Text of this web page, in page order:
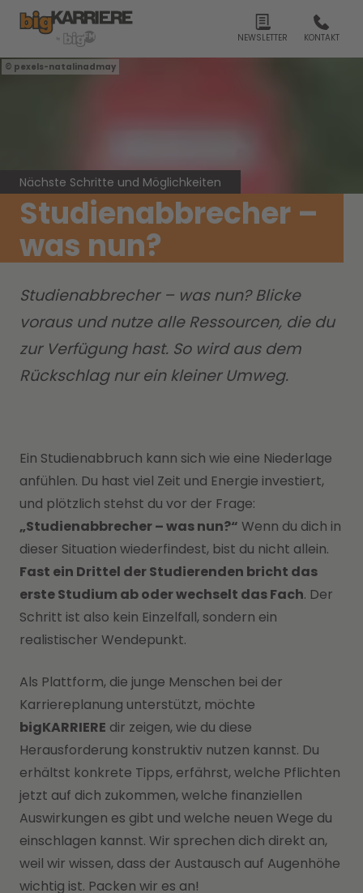
NEWSLETTER KONTAKT
pexels-natalinadmay
Nächste Schritte und Möglichkeiten
Studienabbrecher –
was nun?
Studienabbrecher – was nun? Blicke
voraus und nutze alle Ressourcen, die du
zur Verfügung hast. So wird aus dem
Rückschlag nur ein kleiner Umweg.
Ein Studienabbruch kann sich wie eine Niederlage
anfühlen. Du hast viel Zeit und Energie investiert,
und plötzlich stehst du vor der Frage:
„Studienabbrecher – was nun?“ Wenn du dich in
dieser Situation wiederfindest, bist du nicht allein.
Fast ein Drittel der Studierenden bricht das
erste Studium ab oder wechselt das Fach. Der
Schritt ist also kein Einzelfall, sondern ein
realistischer Wendepunkt.
Als Plattform, die junge Menschen bei der
Karriereplanung unterstützt, möchte
bigKARRIERE dir zeigen, wie du diese
Herausforderung konstruktiv nutzen kannst. Du
erhältst konkrete Tipps, erfährst, welche Pflichten
jetzt auf dich zukommen, welche finanziellen
Auswirkungen es gibt und welche neuen Wege du
einschlagen kannst. Wir sprechen dich direkt an,
weil wir wissen, dass der Austausch auf Augenhöhe
wichtig ist. Packen wir es an!